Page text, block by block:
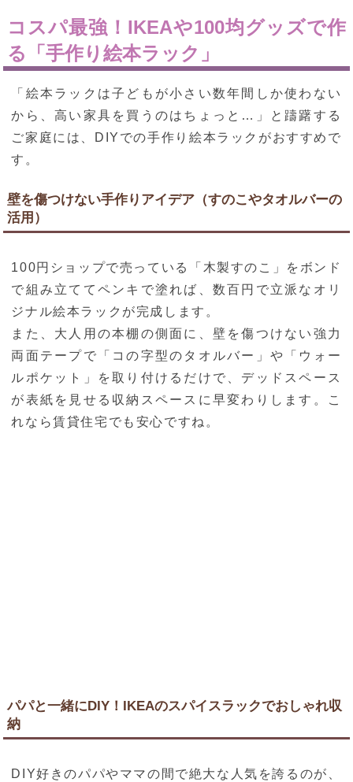
コスパ最強！IKEAや100均グッズで作
る「手作り絵本ラック」
「絵本ラックは子どもが小さい数年間しか使わない
から、高い家具を買うのはちょっと…」と躊躇する
ご家庭には、DIYでの手作り絵本ラックがおすすめで
す。
壁を傷つけない手作りアイデア（すのこやタオルバーの
活用）
100円ショップで売っている「木製すのこ」をボンド
で組み立ててペンキで塗れば、数百円で立派なオリ
ジナル絵本ラックが完成します。
また、大人用の本棚の側面に、壁を傷つけない強力
両面テープで「コの字型のタオルバー」や「ウォー
ルポケット」を取り付けるだけで、デッドスペース
が表紙を見せる収納スペースに早変わりします。こ
れなら賃貸住宅でも安心ですね。
パパと一緒にDIY！IKEAのスパイスラックでおしゃれ収
納
DIY好きのパパやママの間で絶大な人気を誇るのが、